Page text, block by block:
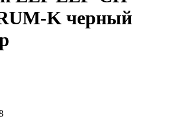
K черный